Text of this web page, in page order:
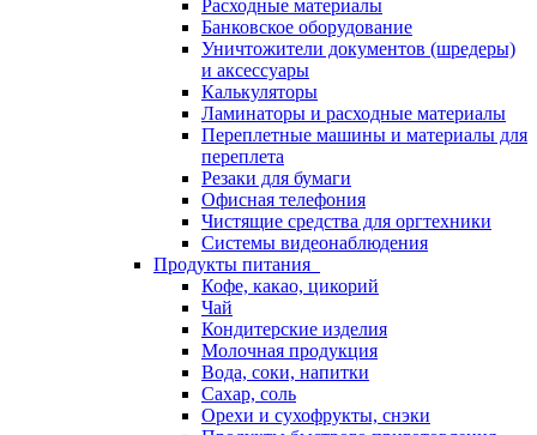
Расходные материалы
Банковское оборудование
Уничтожители документов (шредеры)
и аксессуары
Калькуляторы
Ламинаторы и расходные материалы
Переплетные машины и материалы для
переплета
Резаки для бумаги
Офисная телефония
Чистящие средства для оргтехники
Системы видеонаблюдения
Продукты питания
Кофе, какао, цикорий
Чай
Кондитерские изделия
Молочная продукция
Вода, соки, напитки
Сахар, соль
Орехи и сухофрукты, снэки